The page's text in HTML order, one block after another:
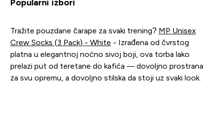
Popularni izbori
Tražite pouzdane čarape za svaki trening? MP Unisex
Crew Socks (3 Pack) - White - Izrađena od čvrstog
platna u elegantnoj noćno sivoj boji, ova torba lako
prelazi put od teretane do kafića — dovoljno prostrana
za svu opremu, a dovoljno stilska da stoji uz svaki look.